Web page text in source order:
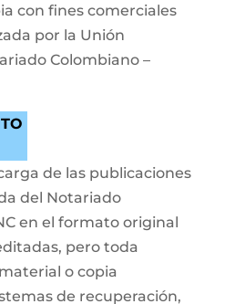
con fines comerciales
por la Unión
Colombiano –
de las publicaciones
del Notariado
en el formato original
pero toda
o copia
de recuperación,